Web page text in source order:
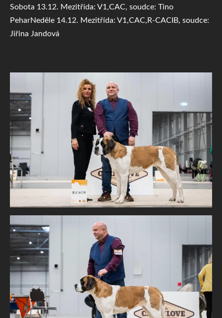
Sobota 13.12. Mezitřída: V1,CAC, soudce: Tino
PeharNeděle 14.12. Mezitřída: V1,CAC,R-CACIB, soudce:
Jiřina Jandová